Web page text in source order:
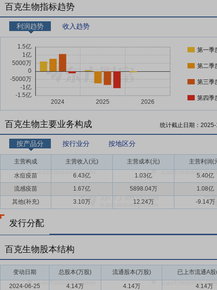
百克生物指标趋势
利润趋势 收入趋势
第一季
第二季
第三季
第四季
百克生物主要业务构成 统计截止日期：
按产品分 按行业分 按地区分
主营构成 主营收入(元) 主营成本(元) 主营利润(
水痘疫苗 6.43亿 1.03亿
5.40亿
流感疫苗
1.67亿 5898.04万
1.08亿
其他(补充)
3.10万 12.24万 -9.14万
发行分配
百克生物股本结构
变动日期 总股本(万股) 流通股本(万股) 已上市流通A
2024-06-25 4.14万 4.14万
4.14万